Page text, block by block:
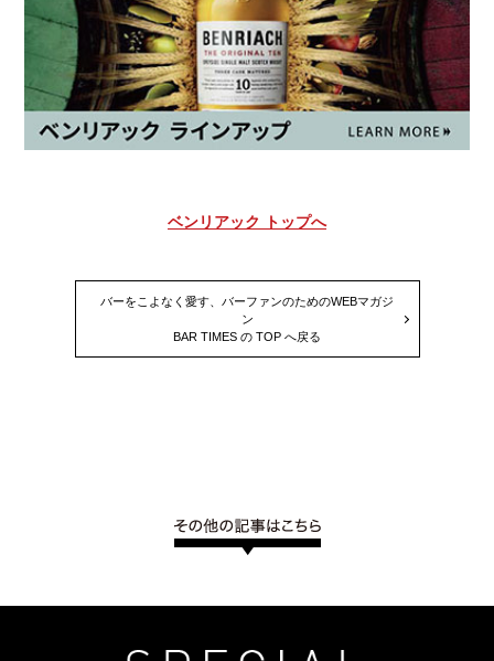
ベンリアック トップへ
バーをこよなく愛す、バーファンのためのWEBマガジ
ン
BAR TIMES の TOP へ戻る